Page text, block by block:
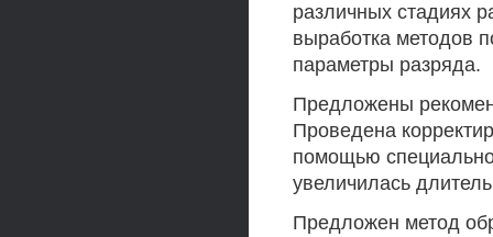
различных стадиях
выработка методов
параметры разряда.
Предложены
Проведена
помощью специально
увеличилась
Предложен метод